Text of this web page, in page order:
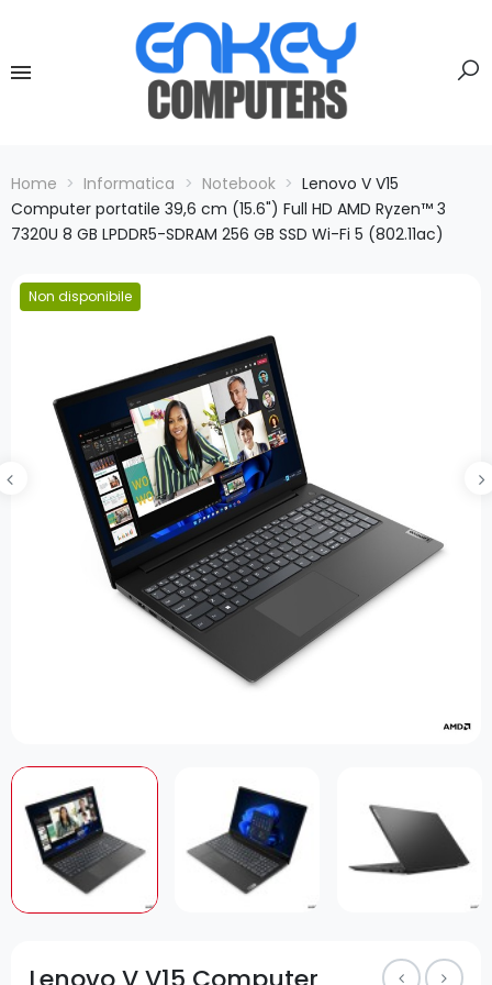
Home Informatica Notebook
Lenovo V V15
Computer portatile 39,6 cm (15.6") Full HD AMD Ryzen™ 3
7320U 8 GB LPDDR5-SDRAM 256 GB SSD Wi-Fi 5 (802.11ac)
Non disponibile